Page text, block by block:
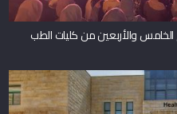
والأربعين من كليات الطب